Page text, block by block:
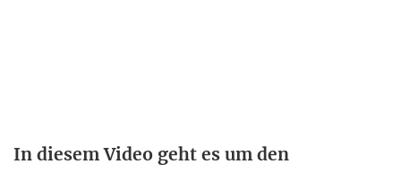
In diesem Video geht es um den